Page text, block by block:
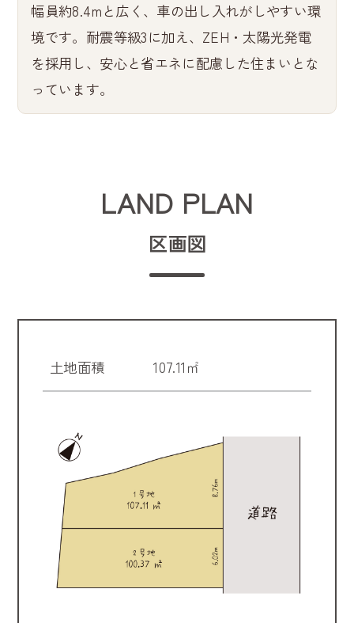
幅員約8.4mと広く、車の出し入れがしやすい環
境です。耐震等級3に加え、ZEH・太陽光発電
を採用し、安心と省エネに配慮した住まいとな
っています。
LAND PLAN
区画図
土地面積 107.11㎡